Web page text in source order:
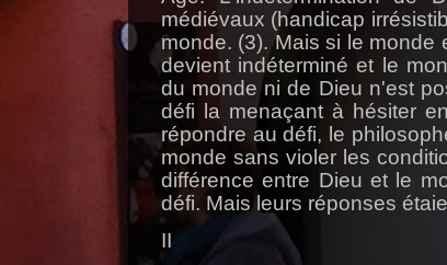
médiévaux (handicap
monde. (3). Mais si le monde
devient indéterminé et le
du monde ni de Dieu n'est
défi la menaçant à hésiter
répondre au défi, le
monde sans violer les
différence entre Dieu et le
défi. Mais leurs réponses
II